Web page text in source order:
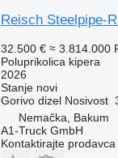
Reisch Steelpipe-
32.500 € ≈ 3.814.000
Poluprikolica kipera
2026
Stanjenovi
Gorivo dizel Nosivost
Nemačka, Bakum
A1-Truck GmbH
Kontaktirajte prodavca